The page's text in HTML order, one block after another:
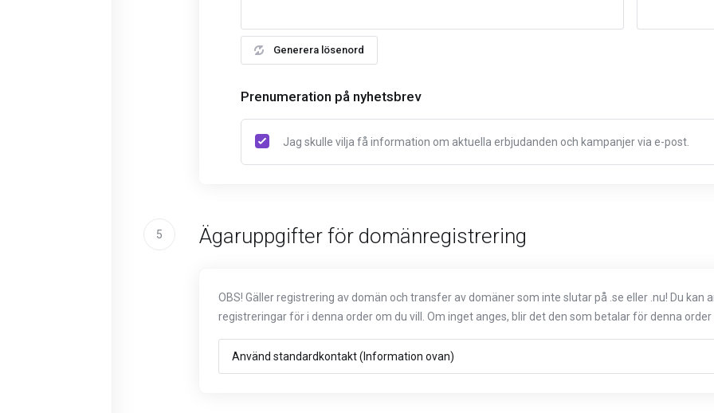
Generera lösenord
Prenumeration på nyhetsbrev
Jag skulle vilja få information om aktuella erbjudanden och kampanjer via e-post.
5 Ägaruppgifter för domänregistrering
OBS! Gäller registrering av domän och transfer av domäner som inte slutar på .se eller .nu! Du
registreringar för i denna order om du vill. Om inget anges, blir det den som betalar för denna